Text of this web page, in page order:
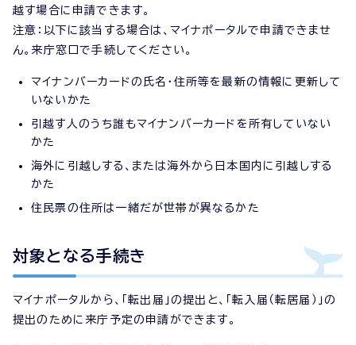
越す場合に申請できます。
注意：以下に該当する場合は、マイナポータルで申請できませ
ん。来庁窓口で手続してください。
マイナンバーカードの氏名・住所等を最新の情報に更新して
いないかた
引越す人のうち誰もマイナンバーカードを所有していない
かた
海外に引越しする、または海外から日本国内に引越しする
かた
住民票の住所は一緒だが世帯が異なるかた
対象となる手続き
マイナポータルから、「転出届」の提出と、「転入届（転居届）」の
提出のために来庁予定の申請ができます。